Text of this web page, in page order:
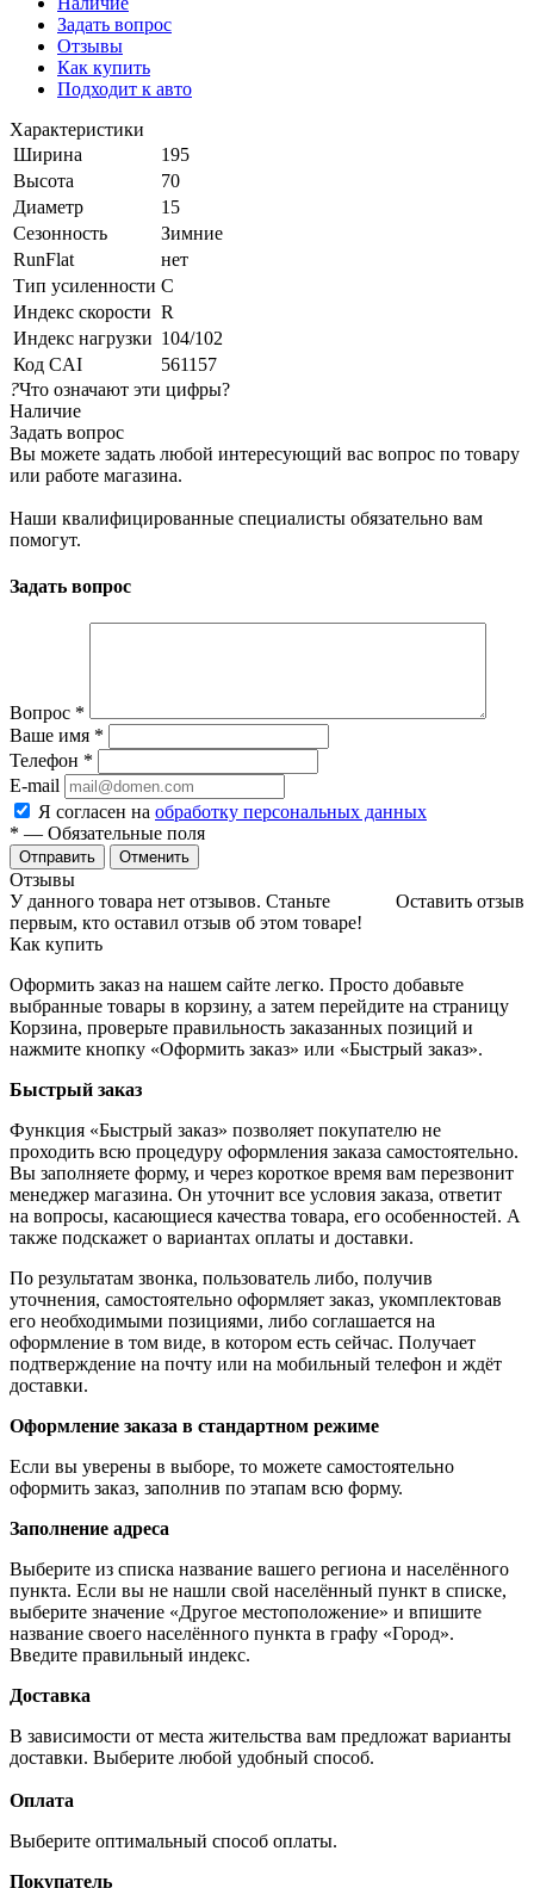
Задать вопрос
Отзывы
Как купить
Подходит к авто
Характеристики
Ширина
195
Высота
70
Диаметр
15
Сезонность
Зимние
RunFlat
нет
Тип усиленности C
Индекс скорости R
Индекс нагрузки 104/102
Код CAI
561157
?Что означают эти цифры?
Наличие
Задать вопрос
Вы можете задать любой интересующий вас вопрос по товару
или работе магазина.
Наши квалифицированные специалисты обязательно вам
помогут.
Задать вопрос
Вопрос *
Ваше имя *
Телефон *
E-mail
Я согласен на обработку персональных данных
* — Обязательные поля
Отменить
Отзывы
Оставить отзыв
У данного товара нет отзывов. Станьте
первым, кто оставил отзыв об этом товаре!
Как купить
Оформить заказ на нашем сайте легко. Просто добавьте
выбранные товары в корзину, а затем перейдите на страницу
Корзина, проверьте правильность заказанных позиций и
нажмите кнопку «Оформить заказ» или «Быстрый заказ».
Быстрый заказ
Функция «Быстрый заказ» позволяет покупателю не
проходить всю процедуру оформления заказа самостоятельно.
Вы заполняете форму, и через короткое время вам перезвонит
менеджер магазина. Он уточнит все условия заказа, ответит
на вопросы, касающиеся качества товара, его особенностей. А
также подскажет о вариантах оплаты и доставки.
По результатам звонка, пользователь либо, получив
уточнения, самостоятельно оформляет заказ, укомплектовав
его необходимыми позициями, либо соглашается на
оформление в том виде, в котором есть сейчас. Получает
подтверждение на почту или на мобильный телефон и ждёт
доставки.
Оформление заказа в стандартном режиме
Если вы уверены в выборе, то можете самостоятельно
оформить заказ, заполнив по этапам всю форму.
Заполнение адреса
Выберите из списка название вашего региона и населённого
пункта. Если вы не нашли свой населённый пункт в списке,
выберите значение «Другое местоположение» и впишите
название своего населённого пункта в графу «Город».
Введите правильный индекс.
Доставка
В зависимости от места жительства вам предложат варианты
доставки. Выберите любой удобный способ.
Оплата
Выберите оптимальный способ оплаты.
Покупатель